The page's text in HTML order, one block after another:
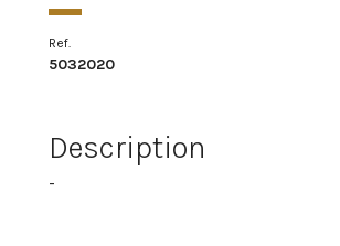
Ref.
5032020
Description
-